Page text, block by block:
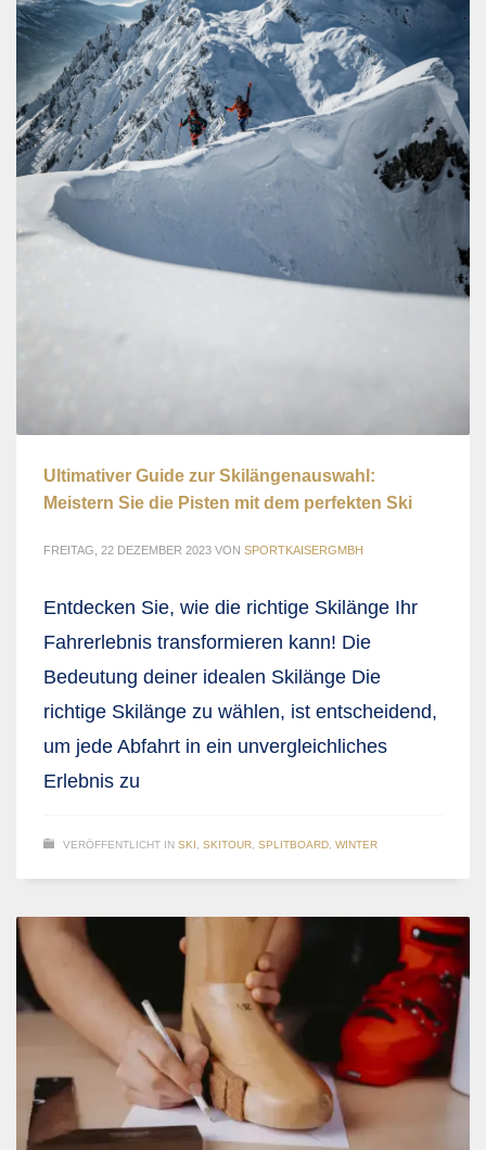
Ultimativer Guide zur Skilängenauswahl:
Meistern Sie die Pisten mit dem perfekten Ski
FREITAG, 22 DEZEMBER 2023 VON SPORTKAISERGMBH
Entdecken Sie, wie die richtige Skilänge Ihr
Fahrerlebnis transformieren kann! Die
Bedeutung deiner idealen Skilänge Die
richtige Skilänge zu wählen, ist entscheidend,
um jede Abfahrt in ein unvergleichliches
Erlebnis zu
VERÖFFENTLICHT IN SKI, SKITOUR, SPLITBOARD, WINTER